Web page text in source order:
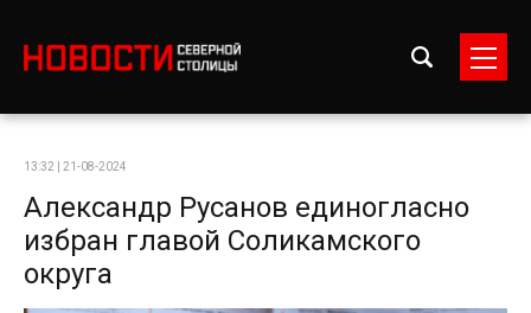
13:32 | 21-08-2024
Александр Русанов единогласно
избран главой Соликамского
округа